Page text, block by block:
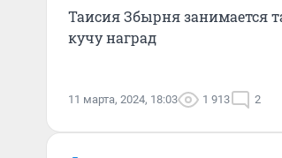
Таисия Збырня занимается
кучу наград
11 марта, 2024, 18:03 1 913 2